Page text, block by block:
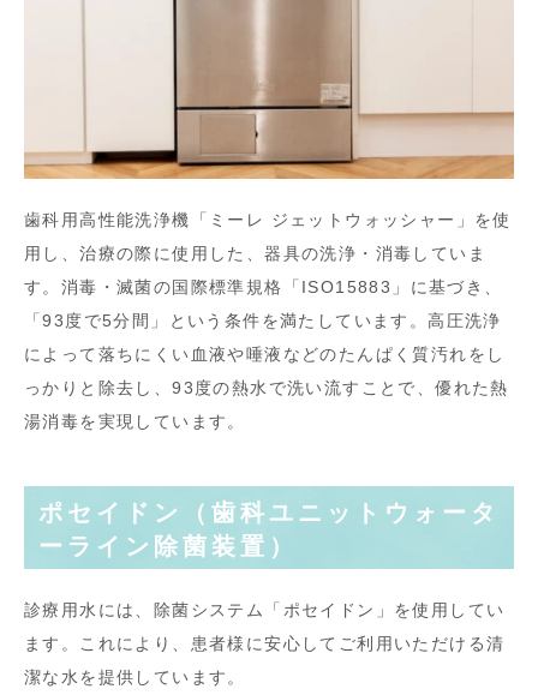
歯科用高性能洗浄機「ミーレ ジェットウォッシャー」を使
用し、治療の際に使用した、器具の洗浄・消毒していま
す。消毒・滅菌の国際標準規格「ISO15883」に基づき、
「93度で5分間」という条件を満たしています。高圧洗浄
によって落ちにくい血液や唾液などのたんぱく質汚れをし
っかりと除去し、93度の熱水で洗い流すことで、優れた熱
湯消毒を実現しています。
ポセイドン（歯科ユニットウォータ
ーライン除菌装置）
診療用水には、除菌システム「ポセイドン」を使用してい
ます。これにより、患者様に安心してご利用いただける清
潔な水を提供しています。